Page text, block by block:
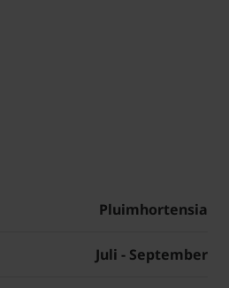
Pluimhortensia
Juli - September